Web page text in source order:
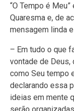
“O Tempo é
Quaresma e, de
mensagem linda
– Em tudo o que
vontade de Deus,
como Seu tempo
declarando essa
ideias em mente